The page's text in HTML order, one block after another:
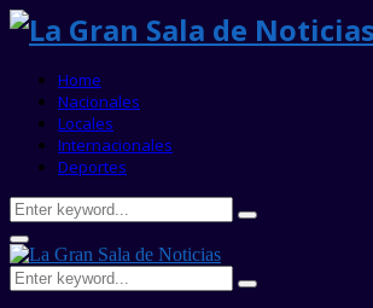
Home
Nacionales
Locales
Internacionales
Deportes
Search
for:
Search
Primary
Menu
Search
for:
Search